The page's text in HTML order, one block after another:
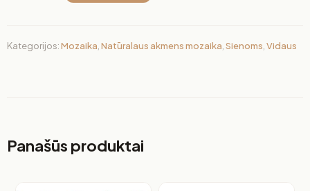
Kategorijos:Mozaika,Natūralaus akmens mozaika,Sienoms,Vidaus
Panašūs produktai